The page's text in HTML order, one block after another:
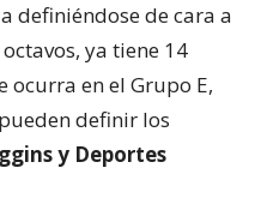
definiéndose de cara a
ya tiene 14
ocurra en el Grupo E,
definir los
y Deportes